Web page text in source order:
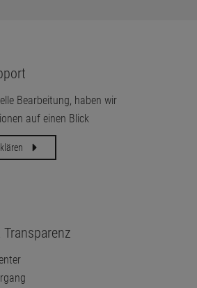
Bearbeitung, haben wir
auf einen Blick